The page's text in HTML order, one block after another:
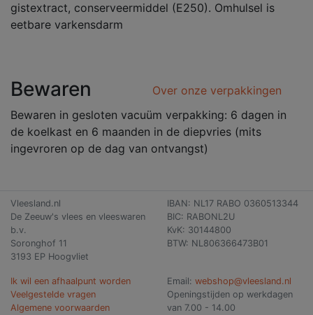
gistextract, conserveermiddel (E250). Omhulsel is
eetbare varkensdarm
Bewaren
Over onze verpakkingen
Bewaren in gesloten vacuüm verpakking: 6 dagen in
de koelkast en 6 maanden in de diepvries (mits
ingevroren op de dag van ontvangst)
Vleesland.nl
De Zeeuw's vlees en vleeswaren
b.v.
Soronghof 11
3193 EP Hoogvliet
IBAN: NL17 RABO 0360513344
BIC: RABONL2U
KvK: 30144800
BTW: NL806366473B01
Ik wil een afhaalpunt worden
Veelgestelde vragen
Algemene voorwaarden
Email: webshop@vleesland.nl
Openingstijden op werkdagen
van 7.00 - 14.00